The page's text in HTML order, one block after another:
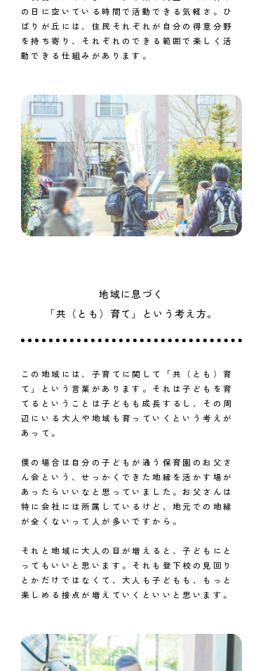
の日に空いている時間で活動できる気軽さ。ひ
ばりが丘には、住民それぞれが自分の得意分野
を持ち寄り、それぞれのできる範囲で楽しく活
動できる仕組みがあります。
地域に息づく
「共（とも）育て」という考え方。
この地域には、子育てに関して「共（とも）育
て」という言葉があります。それは子どもを育
てるということは子どもも成長するし、その周
辺にいる大人や地域も育っていくという考えが
あって。
僕の場合は自分の子どもが通う保育園のお父さ
ん会という、せっかくできた地縁を活かす場が
あったらいいなと思っていました。お父さんは
特に会社には所属しているけど、地元での地縁
が全くないって人が多いですから。
それと地域に大人の目が増えると、子どもにと
ってもいいと思います。それも登下校の見回り
とかだけではなくて、大人も子どもも、もっと
楽しめる接点が増えていくといいと思います。